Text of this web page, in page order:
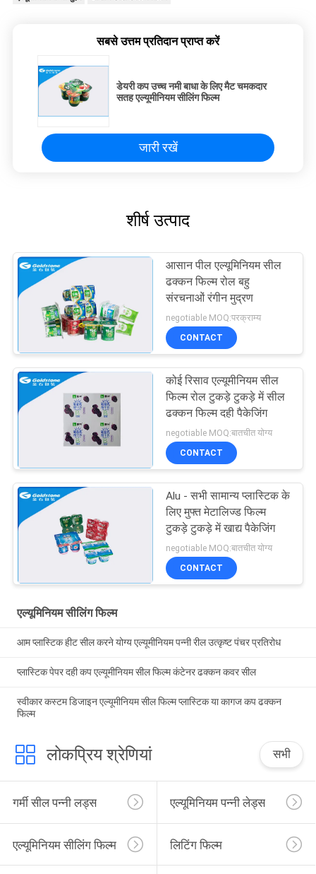
सबसे उत्तम प्रतिदान प्राप्त करें
डेयरी कप उच्च नमी बाधा के लिए मैट चमकदार
सतह एल्यूमीनियम सीलिंग फिल्म
जारी रखें
शीर्ष उत्पाद
आसान पील एल्यूमिनियम सील
ढक्कन फिल्म रोल बहु
संरचनाओं रंगीन मुद्रण
negotiable MOQ:परक्राम्य
CONTACT
कोई रिसाव एल्यूमीनियम सील
फिल्म रोल टुकड़े टुकड़े में सील
ढक्कन फिल्म दही पैकेजिंग
negotiable MOQ:बातचीत योग्य
CONTACT
Alu - सभी सामान्य प्लास्टिक के
लिए मुफ्त मेटालिज्ड फिल्म
टुकड़े टुकड़े में खाद्य पैकेजिंग
negotiable MOQ:बातचीत योग्य
CONTACT
एल्यूमिनियम सीलिंग फिल्म
आम प्लास्टिक हीट सील करने योग्य एल्यूमीनियम पन्नी रील उत्कृष्ट पंचर प्रतिरोध
प्लास्टिक पेपर दही कप एल्यूमीनियम सील फिल्म कंटेनर ढक्कन कवर सील
स्वीकार कस्टम डिजाइन एल्यूमीनियम सील फिल्म प्लास्टिक या कागज कप ढक्कन
फिल्म
लोकप्रिय श्रेणियां सभी
गर्मी सील पन्नी लड्स एल्यूमिनियम पन्नी लेड्स
एल्यूमिनियम सीलिंग फिल्म लिटिंग फिल्म